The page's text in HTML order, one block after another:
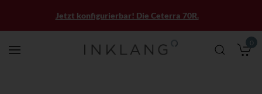
0
Jetzt konfigurierbar! Die Ceterra 70R.